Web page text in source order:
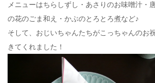
メニューはちらしずし・あさりのお味噌汁・
の花のごま和え・かぶのとろとろ煮など♪
そして、おじいちゃんたちがこっちゃんのお
きてくれました！